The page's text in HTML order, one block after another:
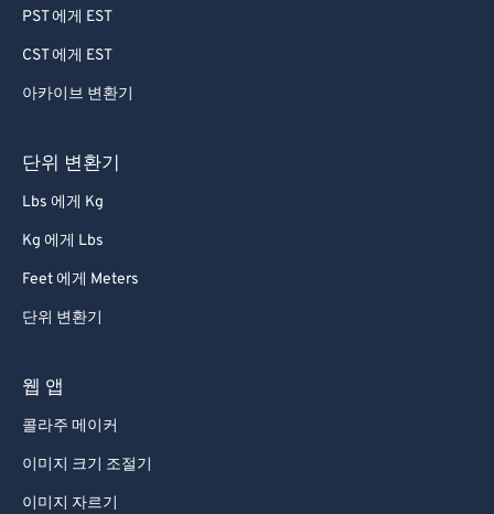
PST 에게 EST
CST 에게 EST
아카이브 변환기
단위 변환기
Lbs 에게 Kg
Kg 에게 Lbs
Feet 에게 Meters
단위 변환기
웹 앱
콜라주 메이커
이미지 크기 조절기
이미지 자르기